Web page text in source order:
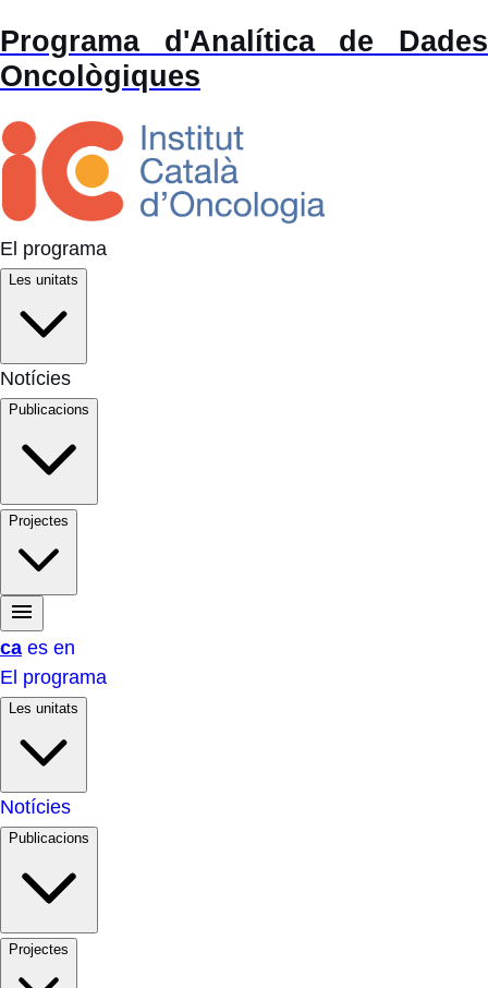
Programa d'Analítica de Dades
Oncològiques
El programa
Les unitats
Notícies
Publicacions
Projectes
ca es en
El programa
Les unitats
Notícies
Publicacions
Projectes